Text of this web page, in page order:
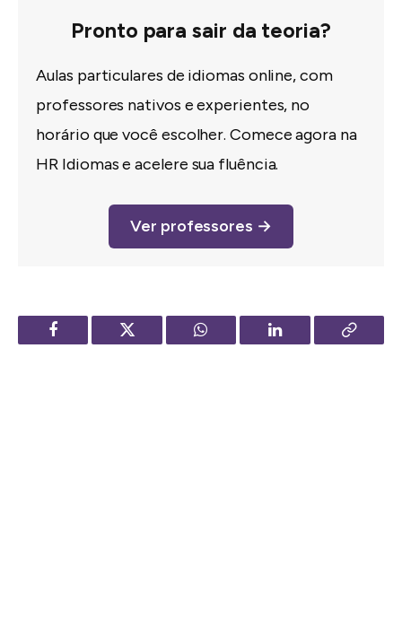
Pronto para sair da teoria?
Aulas particulares de idiomas online, com
professores nativos e experientes, no
horário que você escolher. Comece agora na
HR Idiomas e acelere sua fluência.
Ver professores →
Facebook Twitter WhatsApp LinkedIn
Copy